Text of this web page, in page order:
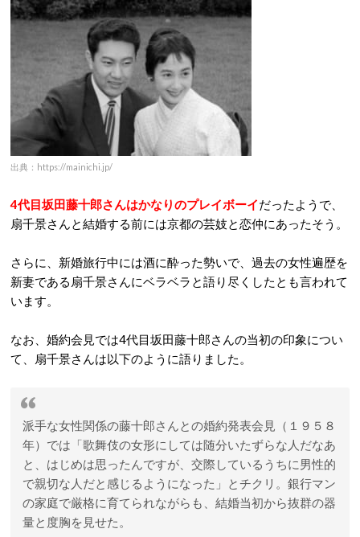
出典：https://mainichi.jp/
4代目坂田藤十郎さんはかなりのプレイボーイだったようで、
扇千景さんと結婚する前には京都の芸妓と恋仲にあったそう。
さらに、新婚旅行中には酒に酔った勢いで、過去の女性遍歴を
新妻である扇千景さんにベラベラと語り尽くしたとも言われて
います。
なお、婚約会見では4代目坂田藤十郎さんの当初の印象につい
て、扇千景さんは以下のように語りました。
派手な女性関係の藤十郎さんとの婚約発表会見（１９５８
年）では「歌舞伎の女形にしては随分いたずらな人だなあ
と、はじめは思ったんですが、交際しているうちに男性的
で親切な人だと感じるようになった」とチクリ。銀行マン
の家庭で厳格に育てられながらも、結婚当初から抜群の器
量と度胸を見せた。